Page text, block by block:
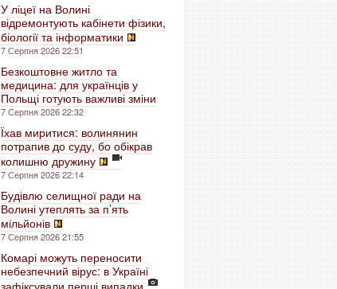
У ліцеї на Волині
відремонтують кабінети фізики,
біології та інформатики
7 Серпня 2026 22:51
Безкоштовне житло та
медицина: для українців у
Польщі готують важливі зміни
7 Серпня 2026 22:32
Їхав миритися: волинянин
потрапив до суду, бо обікрав
колишню дружину
7 Серпня 2026 22:14
Будівлю селищної ради на
Волині утеплять за п’ять
мільйонів
7 Серпня 2026 21:55
Комарі можуть переносити
небезпечний вірус: в Україні
зафіксували перші випадки